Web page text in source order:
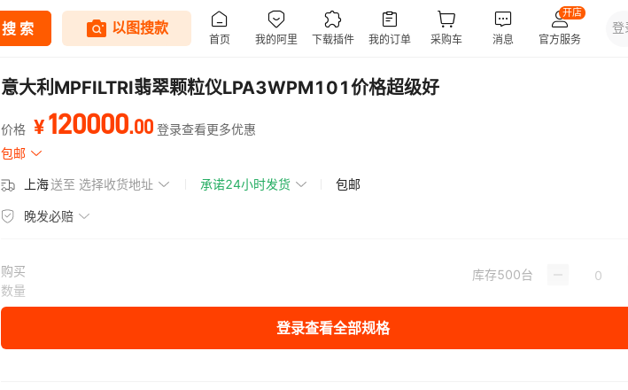
意大利MPFILTRI翡翠颗粒仪LPA3WPM101价格超级好
价格 ¥120000.00 登录查看更多优惠
包邮
上海送至 选择收货地址 承诺24小时发货 包邮
晚发必赔
购买
数量
库存500台
登录查看全部规格